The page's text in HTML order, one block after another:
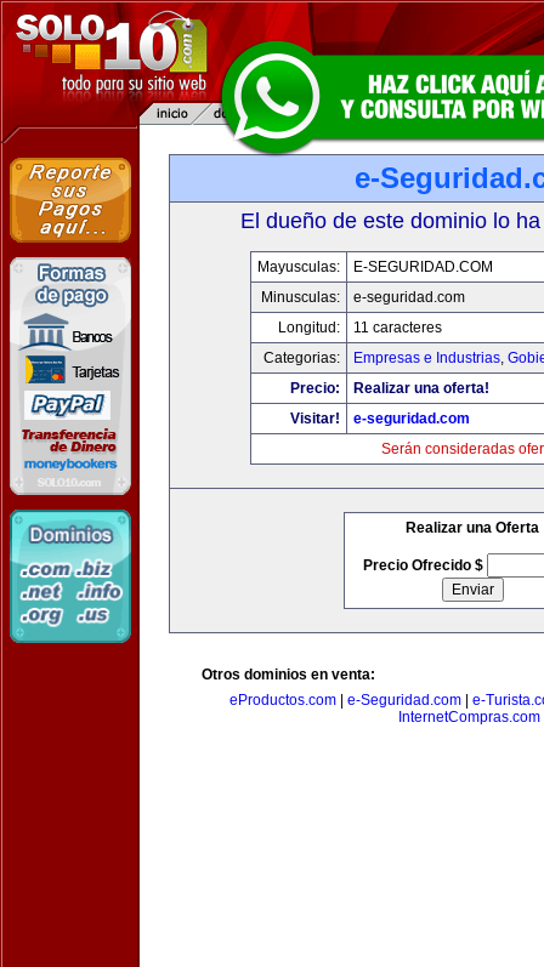
e-
El dueño de este dominio lo
Mayusculas:
E-SEGURIDAD.COM
Minusculas:
e-seguridad.com
Longitud:
11 caracteres
Categorias:
Empresas e Industrias,
Precio:
Realizar una oferta!
Visitar!
e-seguridad.com
Serán consideradas
Realizar una Oferta
Precio Ofrecido $
Otros dominios en venta:
eProductos.com
e-Seguridad.com
e-
InternetCompras.com